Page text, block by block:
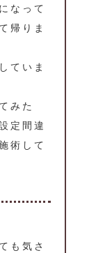
なって
帰りま
ていま
みた
定間違
術して
も気さ